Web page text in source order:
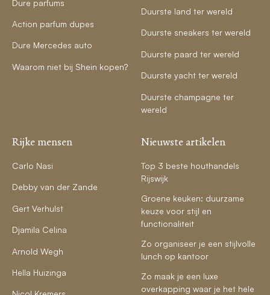
Dure parfums
Action parfum dupes
Dure Mercedes auto
Waarom niet bij Shein kopen?
Duurste land ter wereld
Duurste sneakers ter wereld
Duurste paard ter wereld
Duurste yacht ter wereld
Duurste champagne ter
wereld
Rijke mensen
Carlo Nasi
Debby van der Zande
Gert Verhulst
Djamila Celina
Arnold Wegh
Hella Huizinga
Nieuwste artikelen
Top 3 beste houthandels
Rijswijk
Groene keuken: duurzame
keuze voor stijl en
functionaliteit
Zo organiseer je een stijlvolle
lunch op kantoor
Zo maak je een luxe
overkapping waar je het hele